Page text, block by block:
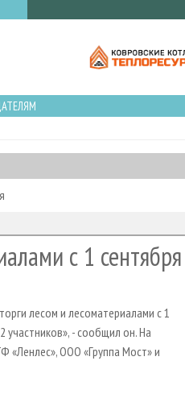
с 1 сентября
лесом и лесоматериалами с 1
участников», - сообщил он. На
«Ленлес», ООО «Группа Мост» и